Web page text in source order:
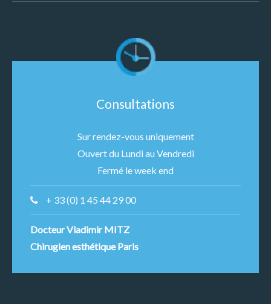
Consultations
Sur rendez-vous uniquement
Ouvert du Lundi au Vendredi
Fermé le week end
+ 33 (0) 1 45 44 29 00
Docteur Vladimir MITZ
Chirugien esthétique Paris